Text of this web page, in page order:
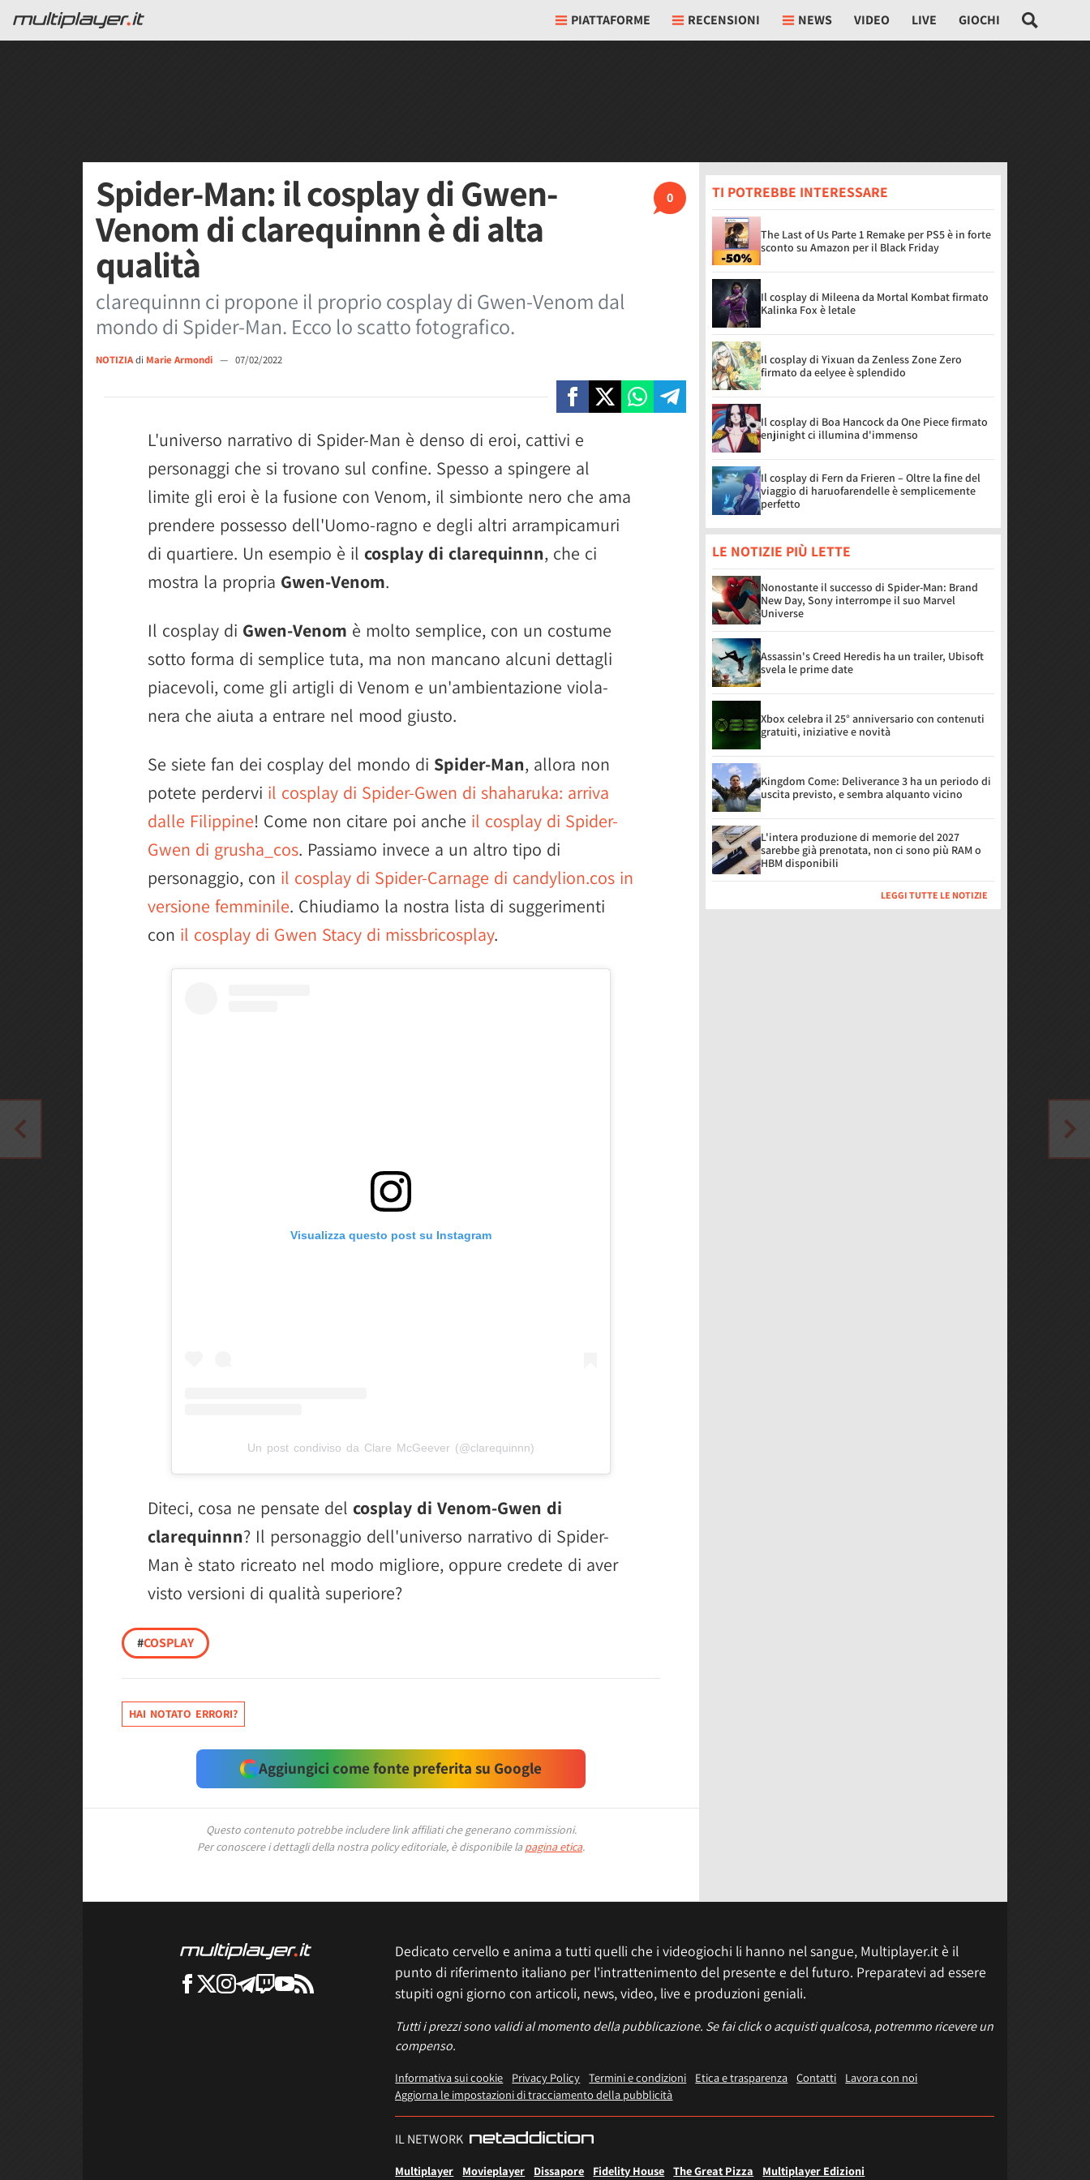
PIATTAFORME RECENSIONI NEWS VIDEO LIVE GIOCHI
0
Spider-Man: il cosplay di Gwen-
Venom di clarequinnn è di alta
qualità
clarequinnn ci propone il proprio cosplay di Gwen-Venom dal
mondo di Spider-Man. Ecco lo scatto fotografico.
NOTIZIAdi Marie Armondi — 07/02/2022
L'universo narrativo di Spider-Man è denso di eroi, cattivi e
personaggi che si trovano sul confine. Spesso a spingere al
limite gli eroi è la fusione con Venom, il simbionte nero che ama
prendere possesso dell'Uomo-ragno e degli altri arrampicamuri
di quartiere. Un esempio è il cosplay di clarequinnn, che ci
mostra la propria Gwen-Venom.
Il cosplay di Gwen-Venom è molto semplice, con un costume
sotto forma di semplice tuta, ma non mancano alcuni dettagli
piacevoli, come gli artigli di Venom e un'ambientazione viola-
nera che aiuta a entrare nel mood giusto.
Se siete fan dei cosplay del mondo di Spider-Man, allora non
potete perdervi il cosplay di Spider-Gwen di shaharuka: arriva
dalle Filippine! Come non citare poi anche il cosplay di Spider-
Gwen di grusha_cos. Passiamo invece a un altro tipo di
personaggio, con il cosplay di Spider-Carnage di candylion.cos in
versione femminile. Chiudiamo la nostra lista di suggerimenti
con il cosplay di Gwen Stacy di missbricosplay.
Visualizza questo post su Instagram
Un post condiviso da Clare McGeever (@clarequinnn)
Diteci, cosa ne pensate del cosplay di Venom-Gwen di
clarequinnn? Il personaggio dell'universo narrativo di Spider-
Man è stato ricreato nel modo migliore, oppure credete di aver
visto versioni di qualità superiore?
#COSPLAY
HAI NOTATO ERRORI?
Aggiungici come fonte preferita su Google
Questo contenuto potrebbe includere link affiliati che generano commissioni.
Per conoscere i dettagli della nostra policy editoriale, è disponibile la pagina etica.
TI POTREBBE INTERESSARE
The Last of Us Parte 1 Remake per PS5 è in forte
sconto su Amazon per il Black Friday
Il cosplay di Mileena da Mortal Kombat firmato
Kalinka Fox è letale
Il cosplay di Yixuan da Zenless Zone Zero
firmato da eelyee è splendido
Il cosplay di Boa Hancock da One Piece firmato
enjinight ci illumina d'immenso
Il cosplay di Fern da Frieren – Oltre la fine del
viaggio di haruofarendelle è semplicemente
perfetto
LE NOTIZIE PIÙ LETTE
Nonostante il successo di Spider-Man: Brand
New Day, Sony interrompe il suo Marvel
Universe
Assassin's Creed Heredis ha un trailer, Ubisoft
svela le prime date
Xbox celebra il 25° anniversario con contenuti
gratuiti, iniziative e novità
Kingdom Come: Deliverance 3 ha un periodo di
uscita previsto, e sembra alquanto vicino
L'intera produzione di memorie del 2027
sarebbe già prenotata, non ci sono più RAM o
HBM disponibili
LEGGI TUTTE LE NOTIZIE
Dedicato cervello e anima a tutti quelli che i videogiochi li hanno nel sangue, Multiplayer.it è il
punto di riferimento italiano per l'intrattenimento del presente e del futuro. Preparatevi ad essere
stupiti ogni giorno con articoli, news, video, live e produzioni geniali.
Tutti i prezzi sono validi al momento della pubblicazione. Se fai click o acquisti qualcosa, potremmo ricevere un
compenso.
Informativa sui cookie Privacy Policy Termini e condizioni Etica e trasparenza Contatti
Lavora con noi
Aggiorna le impostazioni di tracciamento della pubblicità
IL NETWORK
Multiplayer Movieplayer Dissapore Fidelity House The Great Pizza Multiplayer Edizioni